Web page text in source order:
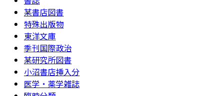
某書店図書
特殊出版物
東洋文庫
季刊国際政治
某研究所図書
小沼書店挿入分
医学・薬学雑誌